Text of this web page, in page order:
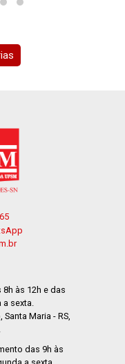
às 12h e das
a sexta.
Maria - RS,
das 9h às